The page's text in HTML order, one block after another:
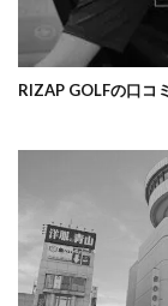
RIZAP GOLFの口コ